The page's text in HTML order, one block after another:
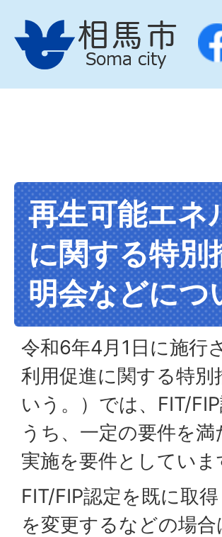
再生可能エネ
に関する特別
明会などにつ
令和6年4月1日に施行
利用促進に関する特
いう。）では、FIT/
うち、一定の要件を
実施を要件としていま
FIT/FIP認定を既に取
を変更するなどの場